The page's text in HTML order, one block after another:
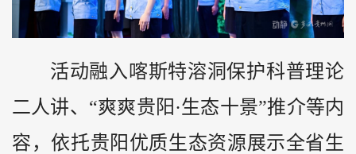
活动融入喀斯特溶洞保护科普理论
二人讲、“爽爽贵阳·生态十景”推介等内
容，依托贵阳优质生态资源展示全省生